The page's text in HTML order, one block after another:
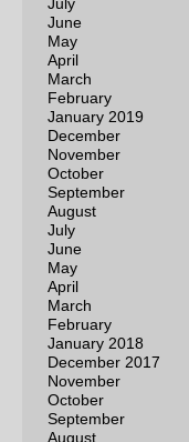
June
May
April
March
February
January 2019
December
November
October
September
August
July
June
May
April
March
February
January 2018
December 2017
November
October
September
August